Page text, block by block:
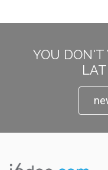
YOU DON'T